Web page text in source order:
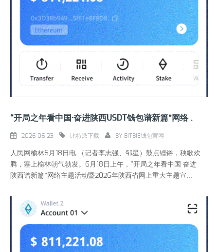
“开局之年看中国·奋进陕西USDT钱包谱新篇”网络主题活动在陕西榆林启动
2026-06-23 比特派下载 BY BITBIE钱包官网
人民网榆林6月18日电 （记者李志强、邹星）鼓点铿锵，秧歌欢
腾，塞上榆林朝气勃发。6月18日上午，“开局之年看中国·奋进
陕西谱新篇”网络主题活动暨2026年陕西省网上重大主题宣...